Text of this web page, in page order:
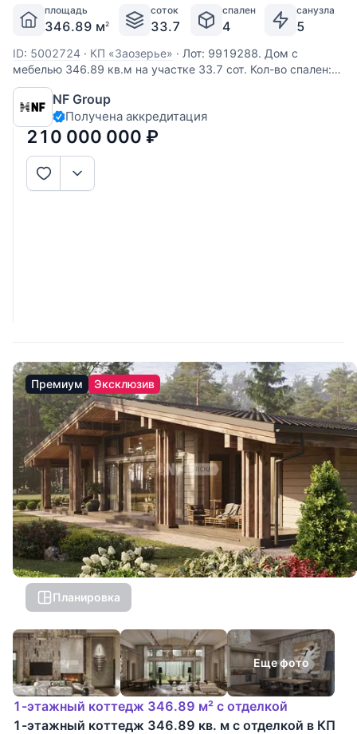
площадь
346.89 м2
соток
33.7
спален
4
санузла
5
ID: 5002724 · КП «Заозерье» · Лот: 9919288. Дом с
мебелью 346.89 кв.м на участке 33.7 cот. Кол-во спален:
4. Кол-во с/у: 5. Поселок «ЗаОзерье». Новорижское шоссе,
60 км от МКАД. Без комиссии для покупателя.
Выполненные из деревянного бруса, увеличенного
размера, виллы формируют
NF Group
Получена аккредитация
210 000 000 ₽
Премиум Эксклюзив
Планировка
Еще фото
1-этажный коттедж 346.89 м² с отделкой
1-этажный коттедж 346.89 кв. м с отделкой в КП